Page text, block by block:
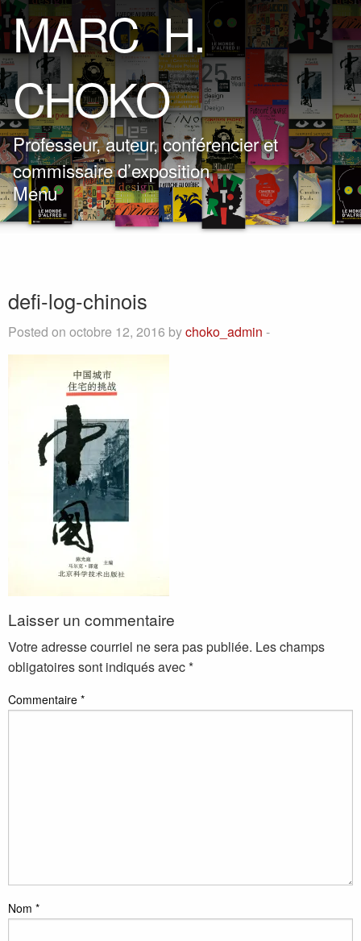
MARC H.
CHOKO
Professeur, auteur, conférencier et
commissaire d’exposition
Menu
defi-log-chinois
Posted on octobre 12, 2016 bychoko_admin -
Laisser un commentaire
Votre adresse courriel ne sera pas publiée. Les champs
obligatoires sont indiqués avec*
Commentaire *
Nom *